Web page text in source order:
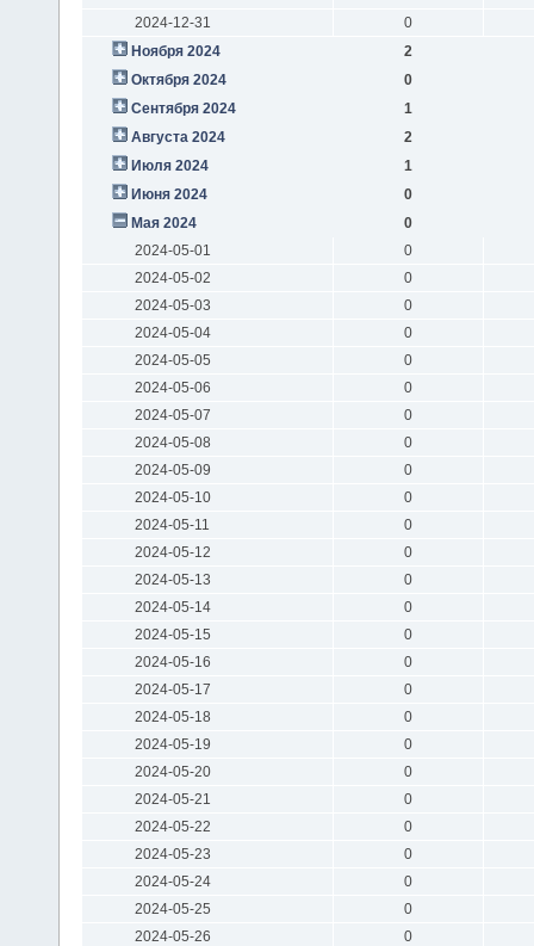
2024-12-31
0
Ноября 2024
2
Октября 2024
0
Сентября 2024
1
Августа 2024
2
Июля 2024
1
Июня 2024
0
Мая 2024
0
2024-05-01
0
2024-05-02
0
2024-05-03
0
2024-05-04
0
2024-05-05
0
2024-05-06
0
2024-05-07
0
2024-05-08
0
2024-05-09
0
2024-05-10
0
2024-05-11
0
2024-05-12
0
2024-05-13
0
2024-05-14
0
2024-05-15
0
2024-05-16
0
2024-05-17
0
2024-05-18
0
2024-05-19
0
2024-05-20
0
2024-05-21
0
2024-05-22
0
2024-05-23
0
2024-05-24
0
2024-05-25
0
2024-05-26
0